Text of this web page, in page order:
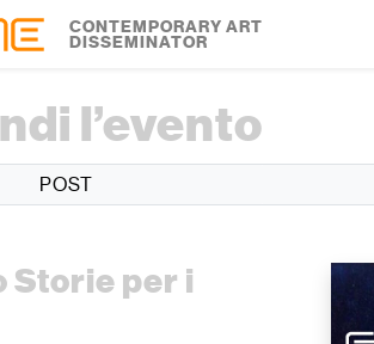
CONTEMPORARY ART
DISSEMINATOR
l’evento
POST
Storie per i